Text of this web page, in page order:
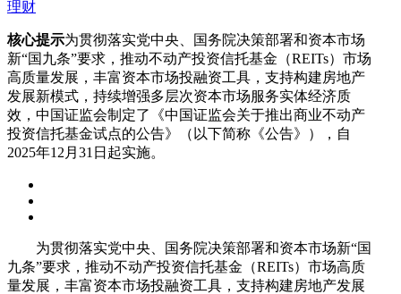
理财
核心提示为贯彻落实党中央、国务院决策部署和资本市场
新“国九条”要求，推动不动产投资信托基金（REITs）市场
高质量发展，丰富资本市场投融资工具，支持构建房地产
发展新模式，持续增强多层次资本市场服务实体经济质
效，中国证监会制定了《中国证监会关于推出商业不动产
投资信托基金试点的公告》（以下简称《公告》），自
2025年12月31日起实施。
为贯彻落实党中央、国务院决策部署和资本市场新“国
九条”要求，推动不动产投资信托基金（REITs）市场高质
量发展，丰富资本市场投融资工具，支持构建房地产发展